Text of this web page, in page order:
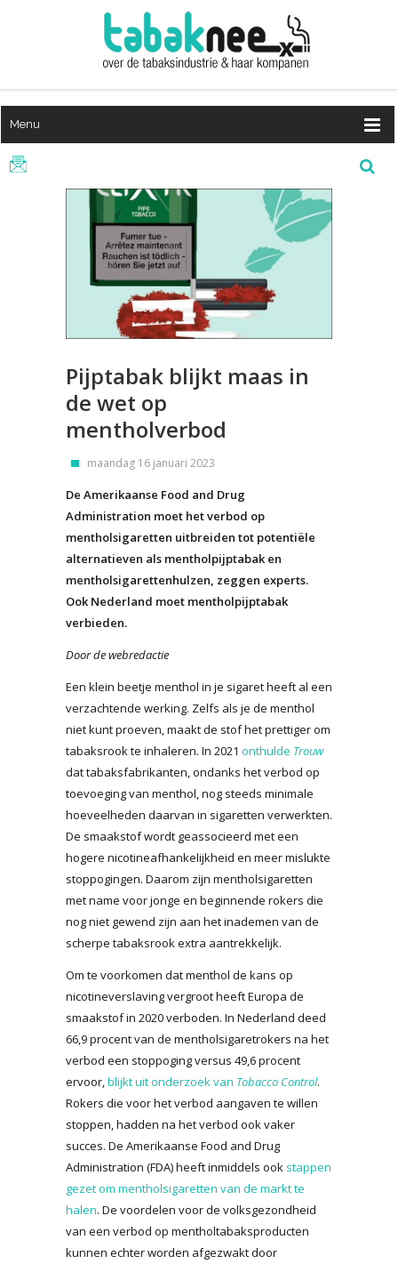
Menu
Pijptabak blijkt maas in
de wet op
mentholverbod
maandag 16 januari 2023
De Amerikaanse Food and Drug
Administration moet het verbod op
mentholsigaretten uitbreiden tot potentiële
alternatieven als mentholpijptabak en
mentholsigarettenhulzen, zeggen experts.
Ook Nederland moet mentholpijptabak
verbieden.
Door de webredactie
Een klein beetje menthol in je sigaret heeft al een
verzachtende werking. Zelfs als je de menthol
niet kunt proeven, maakt de stof het prettiger om
tabaksrook te inhaleren. In 2021 onthulde Trouw
dat tabaksfabrikanten, ondanks het verbod op
toevoeging van menthol, nog steeds minimale
hoeveelheden daarvan in sigaretten verwerkten.
De smaakstof wordt geassocieerd met een
hogere nicotineafhankelijkheid en meer mislukte
stoppogingen. Daarom zijn mentholsigaretten
met name voor jonge en beginnende rokers die
nog niet gewend zijn aan het inademen van de
scherpe tabaksrook extra aantrekkelijk.
Om te voorkomen dat menthol de kans op
nicotineverslaving vergroot heeft Europa de
smaakstof in 2020 verboden. In Nederland deed
66,9 procent van de mentholsigaretrokers na het
verbod een stoppoging versus 49,6 procent
ervoor,blijkt uit onderzoek van Tobacco Control.
Rokers die voor het verbod aangaven te willen
stoppen, hadden na het verbod ook vaker
succes. De Amerikaanse Food and Drug
Administration (FDA) heeft inmiddels ook stappen
gezet om mentholsigaretten van de markt te
halen. De voordelen voor de volksgezondheid
van een verbod op mentholtabaksproducten
kunnen echter worden afgezwakt door